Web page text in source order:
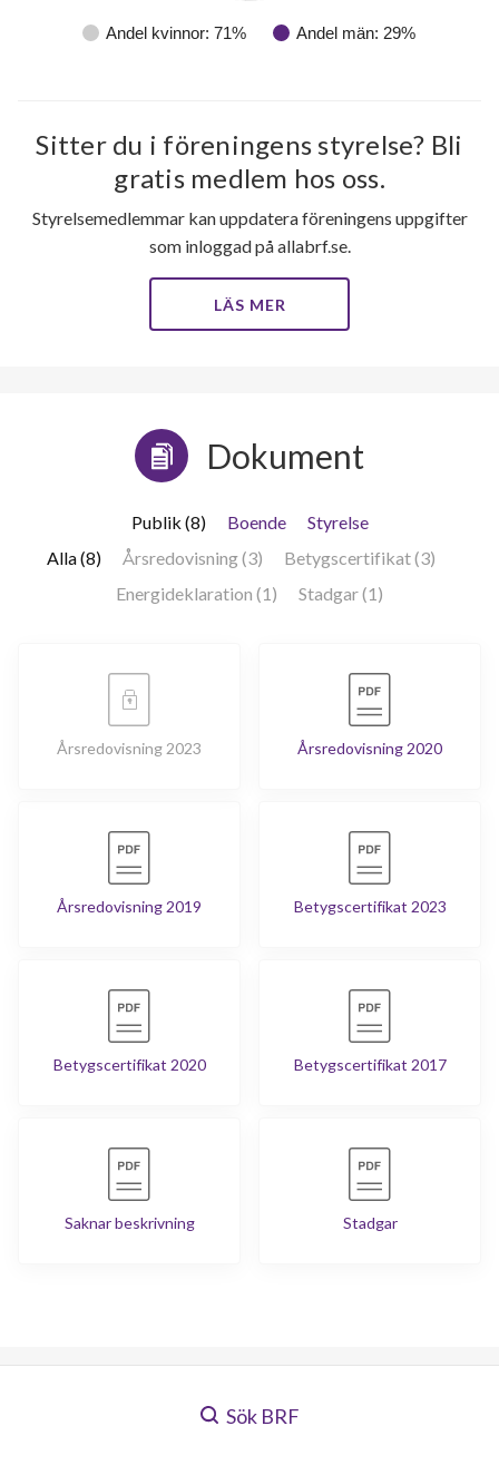
Andel kvinnor: 71% Andel män: 29%
Sitter du i föreningens styrelse? Bli
gratis medlem hos oss.
Styrelsemedlemmar kan uppdatera föreningens uppgifter
som inloggad på allabrf.se.
LÄS MER
Dokument
Publik (8) Boende
Styrelse
Alla (8)
Årsredovisning (3)
Betygscertifikat (3)
Energideklaration (1)
Stadgar (1)
Årsredovisning 2023 Årsredovisning 2020
Årsredovisning 2019 Betygscertifikat 2023
Betygscertifikat 2020 Betygscertifikat 2017
Saknar beskrivning Stadgar
Sök BRF